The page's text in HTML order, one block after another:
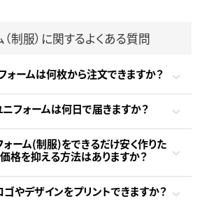
制服）に関するよくある質問
ォームは何枚から注文できますか？
フォームは何日で届きますか？
ーム(制服)をできるだけ安く作りた
格を抑える方法はありますか？
やデザインをプリントできますか？